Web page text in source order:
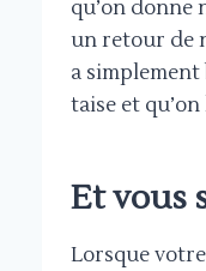
qu’on donne
un retour de
a simplement
taise et
Et vous
Lorsque